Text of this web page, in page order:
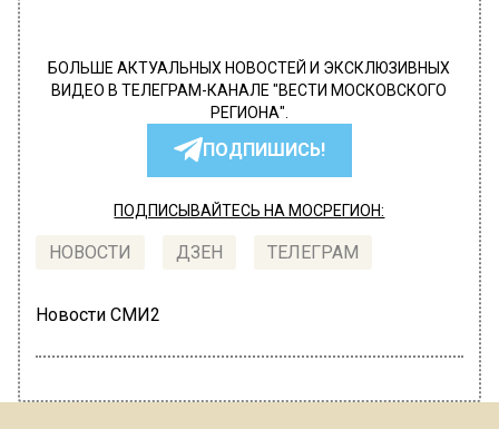
БОЛЬШЕ АКТУАЛЬНЫХ НОВОСТЕЙ И ЭКСКЛЮЗИВНЫХ
ВИДЕО В ТЕЛЕГРАМ-КАНАЛЕ "ВЕСТИ МОСКОВСКОГО
РЕГИОНА".
ПОДПИШИСЬ!
ПОДПИСЫВАЙТЕСЬ НА МОСРЕГИОН:
НОВОСТИ ДЗЕН ТЕЛЕГРАМ
Новости СМИ2